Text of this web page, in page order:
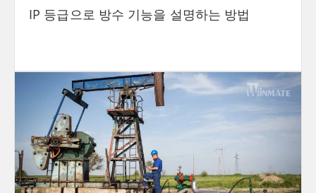
IP 등급으로 방수 기능을 설명하는 방법